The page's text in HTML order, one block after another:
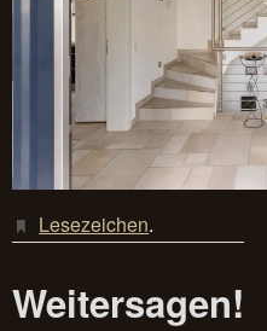
Lesezeichen.
Weitersagen!